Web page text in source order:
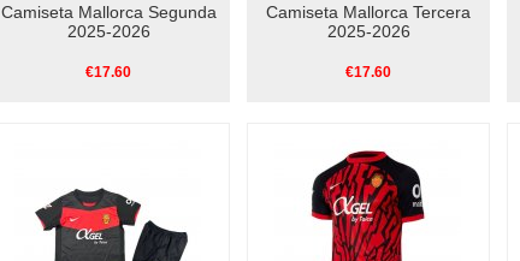
Camiseta Mallorca Segunda
2025-2026
€17.60
Camiseta Mallorca Tercera
2025-2026
€17.60